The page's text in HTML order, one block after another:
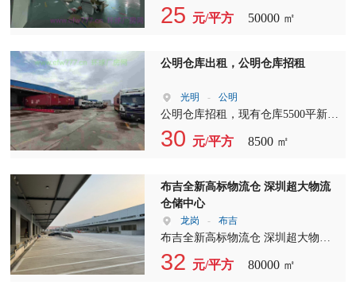
情欢迎来电咨询。 交通状况 交通便
明。 周边情况 周边配套齐全,生活方
格5000平米，6800平米，可分租1500
平米起，带标准卸货平台，丙二类消
大，近高速出口5分钟，位置好，周
25 元/平方 50000 ㎡
公明仓库出租，公明仓库招租
光明 - 公明
公明仓库招租，现有仓库5500平新空
出招租，全新地坪漆，带水电，带四
间办公室，厨房，仓库，齐全，可拎
30 元/平方 8500 ㎡
布吉全新高标物流仓 深圳超大物流
仓储中心
龙岗 - 布吉
布吉全新高标物流仓 深圳超大物流
仓储中心 双高速口，国企物业， 厂
房总体量48万平，冻库12万平 带整
32 元/平方 80000 ㎡